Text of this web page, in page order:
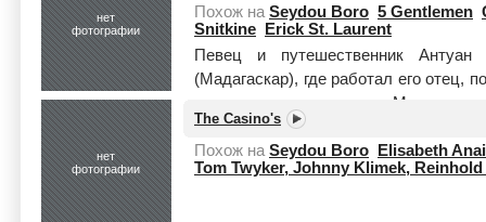
нет
фотографии
Похож на Seydou Boro 5 Gentlemen
Snitkine
Erick St. Laurent
Певец и путешественник
(Мадагаскар), где работал его отец,
некоторое время осела в Марселе,
Затем были 4 ...
нет
фотографии
The Casino's
Похож на Seydou Boro
Elisabeth
Tom Twyker, Johnny Klimek, Reinhold